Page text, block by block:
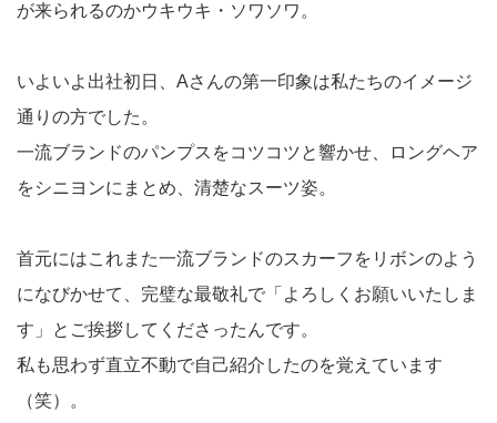
が来られるのかウキウキ・ソワソワ。
いよいよ出社初日、Aさんの第一印象は私たちのイメージ
通りの方でした。
一流ブランドのパンプスをコツコツと響かせ、ロングヘア
をシニヨンにまとめ、清楚なスーツ姿。
首元にはこれまた一流ブランドのスカーフをリボンのよう
になびかせて、完璧な最敬礼で「よろしくお願いいたしま
す」とご挨拶してくださったんです。
私も思わず直立不動で自己紹介したのを覚えています
（笑）。